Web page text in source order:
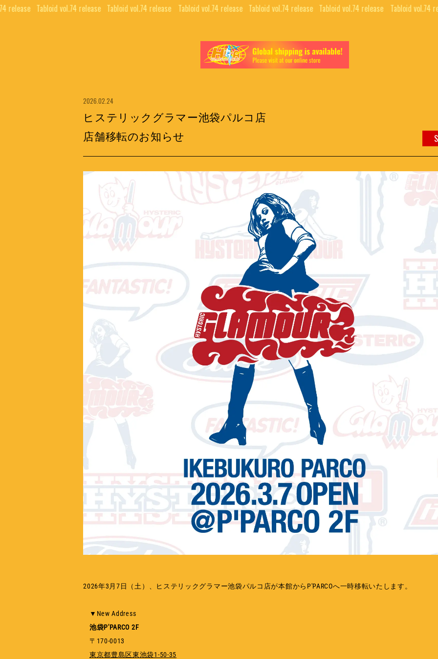
release⠀ Tabloid vol.74 release⠀ Tabloid vol.74 release⠀ Tabloid vol.74 release⠀ Tabloid vol.74 release⠀ Tabloid vol.74 release⠀ Tabloid vol.74
News
2026.02.24
ヒステリックグラマー池袋パルコ店
店舗移転のお知らせ
2026年3月7日（土）、ヒステリックグラマー池袋パルコ店が本館からP'PARCOへ一時移転いたします。
▼New Address
池袋P'PARCO 2F
〒170-0013
東京都豊島区東池袋1-50-35